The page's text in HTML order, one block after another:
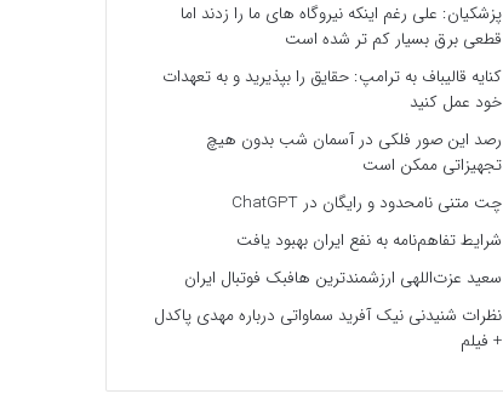
پزشکیان: علی رغم اینکه نیروگاه های ما را زدند اما
قطعی برق بسیار کم تر شده است
کنایه قالیباف به ترامپ: حقایق را بپذیرید و به تعهدات
خود عمل کنید
رصد این صور فلکی در آسمان شب بدون هیچ
تجهیزاتی ممکن است
چت متنی نامحدود و رایگان در ChatGPT
شرایط تفاهم‌نامه به نفع ایران بهبود یافت
سعید عزت‌اللهی ارزشمندترین هافبک فوتبال ایران
نظرات شنیدنی نیک آفرید سماواتی درباره مهدی پاکدل
+ فیلم